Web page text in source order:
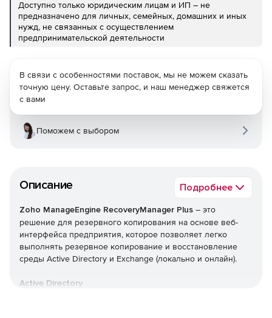
Доступно только юридическим лицам и ИП – не
предназначено для личных, семейных, домашних и иных
нужд, не связанных с осуществлением
предпринимательской деятельности
Описание Подробнее
Zoho ManageEngine RecoveryManager Plus – это
решение для резервного копирования на основе веб-
интерфейса предприятия, которое позволяет легко
выполнять резервное копирование и восстановление
среды Active Directory и Exchange (локально и онлайн).
Active Directory
В связи с особенностями поставок, мы не можем сказать
точную цену. Оставьте запрос, и наш менеджер свяжется
с вами
Поможем с выбором